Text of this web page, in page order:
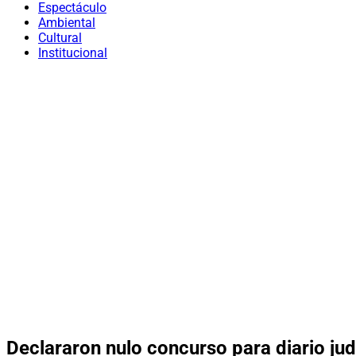
Espectáculo
Ambiental
Cultural
Institucional
Declararon nulo concurso para diario